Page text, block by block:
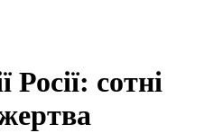
Росії: сотні